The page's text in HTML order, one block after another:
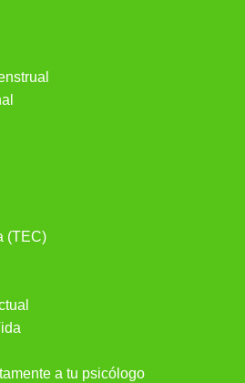
(TEC)
a tu psicólogo